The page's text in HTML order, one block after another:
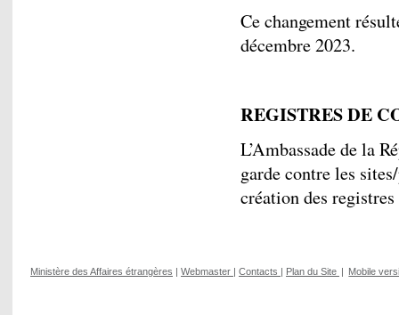
Ce changement
décembre 2023.
REGISTRES DE
L’Ambassade de la
garde contre les
création des
Ministère des Affaires étrangères | Webmaster | Contacts | Plan du Site | Mobile